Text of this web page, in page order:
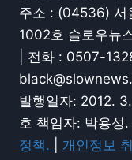
주소 : (04536) 서
1002호 슬로우뉴
| 전화 : 0507-
발행일자: 2012.
호 책임자: 박용성.
정책.
개인정보